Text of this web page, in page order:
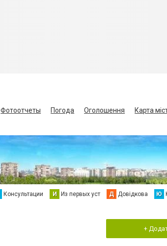
Фотоотчеты Погода Оголошення
Карта
Консультации И Из первых уст Д Довідкова Ю
+